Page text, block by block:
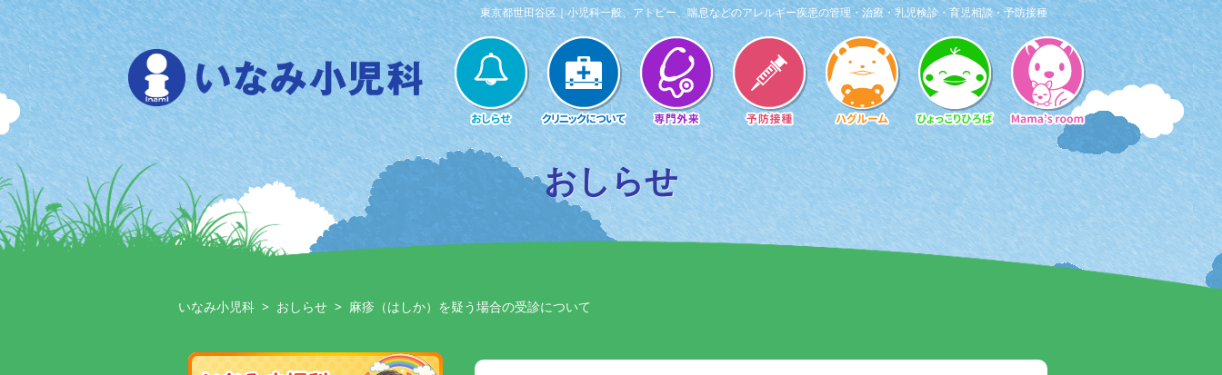
Skip
to
content
東京都世田谷区｜小児科一般、アトピー、喘息などのアレルギー疾患の管理・治療・乳児検診・育児相談・予防接種
おしらせ
いなみ小児科 > おしらせ > 麻疹（はしか）を疑う場合の受診について